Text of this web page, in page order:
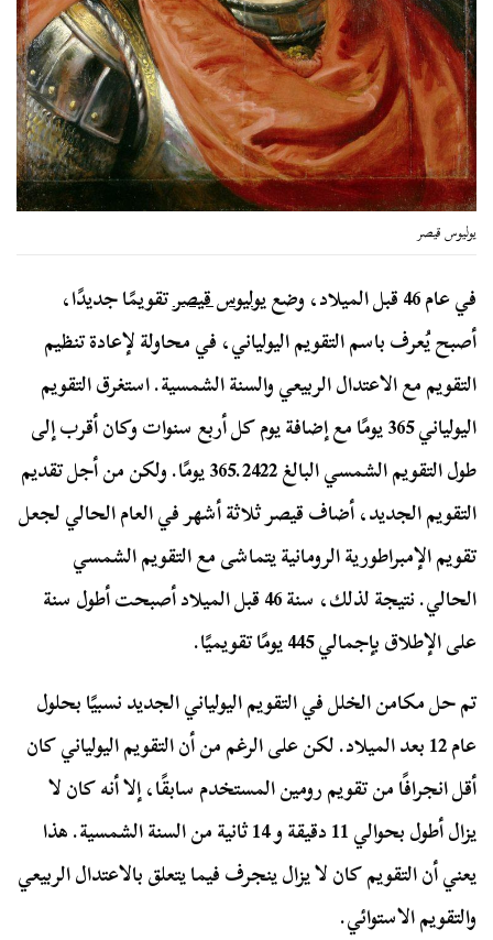
يوليوس قيصر
في عام 46 قبل الميلاد، وضع يوليوس قيصرتقويمًا جديدًا،
أصبح يُعرف باسم التقويم اليولياني، في محاولة لإعادة تنظيم
التقويم مع الاعتدال الربيعي والسنة الشمسية. استغرق التقويم
اليولياني 365 يومًا مع إضافة يوم كل أربع سنوات وكان أقرب إلى
طول التقويم الشمسي البالغ 365.2422 يومًا. ولكن من أجل تقديم
التقويم الجديد، أضاف قيصر ثلاثة أشهر في العام الحالي لجعل
تقويم الإمبراطورية الرومانية يتماشى مع التقويم الشمسي
الحالي. نتيجة لذلك، سنة 46 قبل الميلاد أصبحت أطول سنة
على الإطلاق بإجمالي 445 يومًا تقويميًا.
تم حل مكامن الخلل في التقويم اليولياني الجديد نسبيًا بحلول
عام 12 بعد الميلاد. لكن على الرغم من أن التقويم اليولياني كان
أقل انجرافًا من تقويم رومين المستخدم سابقًا، إلا أنه كان لا
يزال أطول بحوالي 11 دقيقة و 14 ثانية من السنة الشمسية. هذا
يعني أن التقويم كان لا يزال ينجرف فيما يتعلق بالاعتدال الربيعي
والتقويم الاستوائي.